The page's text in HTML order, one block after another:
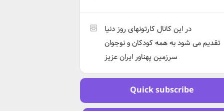
در این کانال کارتونهای روز دنیا
تقدیم می شود به همه کودکان و نوجوان
سرزمین پهناور ایران عزیز
Quick subscribe